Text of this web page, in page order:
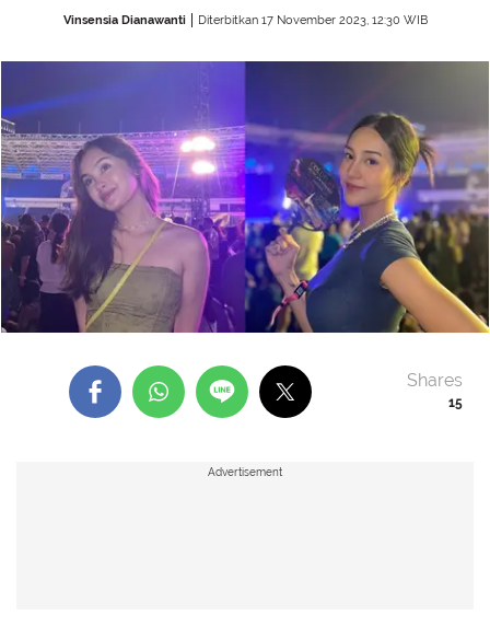
Vinsensia Dianawanti Diterbitkan 17 November 2023, 12:30 WIB
15
Shares
Advertisement